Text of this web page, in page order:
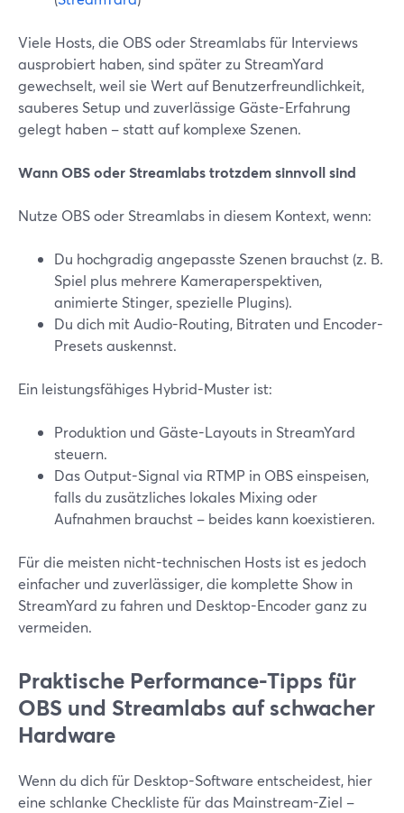
Viele Hosts, die OBS oder Streamlabs für Interviews
ausprobiert haben, sind später zu StreamYard
gewechselt, weil sie Wert auf Benutzerfreundlichkeit,
sauberes Setup und zuverlässige Gäste-Erfahrung
gelegt haben – statt auf komplexe Szenen.
Wann OBS oder Streamlabs trotzdem sinnvoll sind
Nutze OBS oder Streamlabs in diesem Kontext, wenn:
Du hochgradig angepasste Szenen brauchst (z. B.
Spiel plus mehrere Kameraperspektiven,
animierte Stinger, spezielle Plugins).
Du dich mit Audio-Routing, Bitraten und Encoder-
Presets auskennst.
Ein leistungsfähiges Hybrid-Muster ist:
Produktion und Gäste-Layouts in StreamYard
steuern.
Das Output-Signal via RTMP in OBS einspeisen,
falls du zusätzliches lokales Mixing oder
Aufnahmen brauchst – beides kann koexistieren.
Für die meisten nicht-technischen Hosts ist es jedoch
einfacher und zuverlässiger, die komplette Show in
StreamYard zu fahren und Desktop-Encoder ganz zu
vermeiden.
Praktische Performance-Tipps für
OBS und Streamlabs auf schwacher
Hardware
Wenn du dich für Desktop-Software entscheidest, hier
eine schlanke Checkliste für das Mainstream-Ziel –